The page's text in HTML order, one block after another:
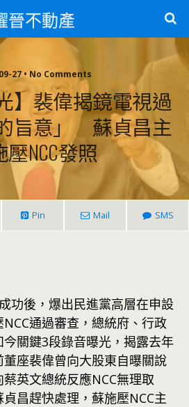
晉不動產
27 • No Comments
】裴偉揭鏡電視過
旨意」 蘇貞昌主
NCC發照
Pin Mail SMS
功後，爆出民進黨高層在申設
通過審查，總統府、行政
關鍵3段錄音曝光，揭露去年
座裴偉曾向大股東自曝關說
英文總統反應NCC無理取
昌趕快處理，蘇施壓NCC主